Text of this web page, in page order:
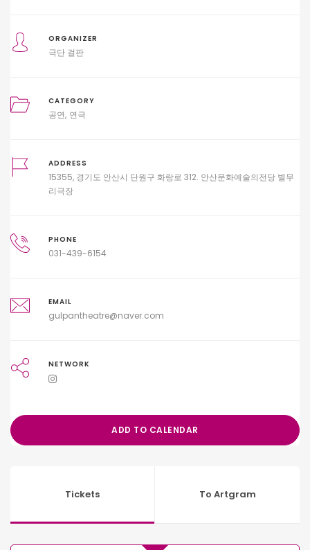
ORGANIZER
극단 걸판
CATEGORY
공연 연극
ADDRESS
15355, 경기도 안산시 단원구 화랑로 312. 안산문화예술의전당 별무
리극장
PHONE
031-439-6154
EMAIL
gulpantheatre@naver.com
NETWORK
ADD TO CALENDAR
Tickets To Artgram